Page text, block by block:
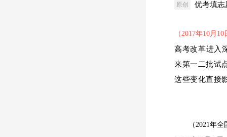
原创 优考填志
（2017年10月
高考改革进入
来第一二批试
这些变化直接
（2021年